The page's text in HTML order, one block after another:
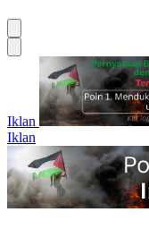
Iklan
Iklan